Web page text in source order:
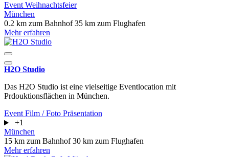
Event Weihnachtsfeier
München
0.2 km zum Bahnhof35 km zum Flughafen
Mehr erfahren
H2O Studio
Das H2O Studio ist eine vielseitige Eventlocation mit
Prdouktionsflächen in München.
Event Film / Foto Präsentation
+1
München
15 km zum Bahnhof30 km zum Flughafen
Mehr erfahren